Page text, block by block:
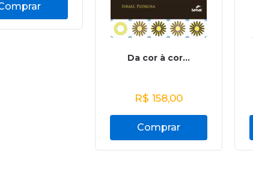
Da cor à cor...
R$ 158,00
Comprar